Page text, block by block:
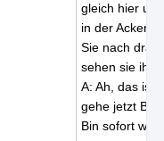
gleich hier um
in der
Sie nach
sehen sie ihn
A: Ah, das ist
gehe jetzt
Bin sofort